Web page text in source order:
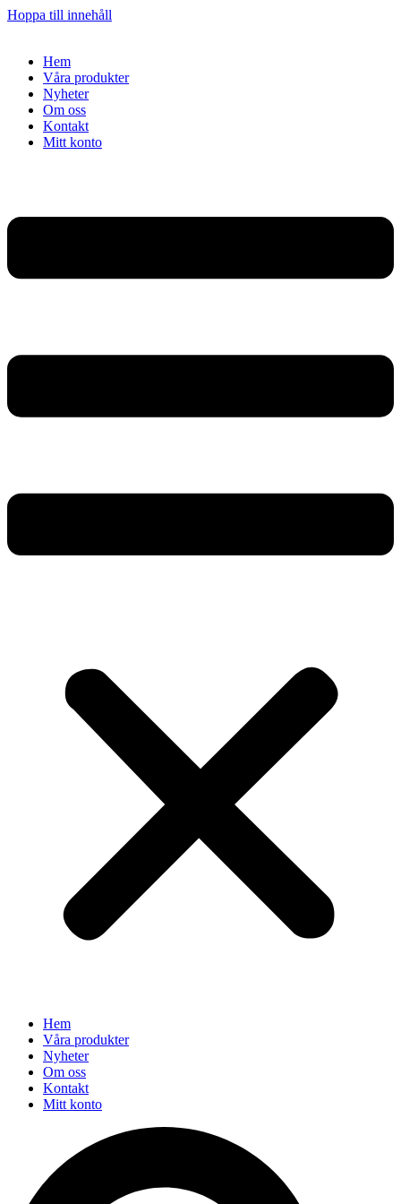
Hoppa till innehåll
Hem
Våra produkter
Nyheter
Om oss
Kontakt
Mitt konto
Hem
Våra produkter
Nyheter
Om oss
Kontakt
Mitt konto